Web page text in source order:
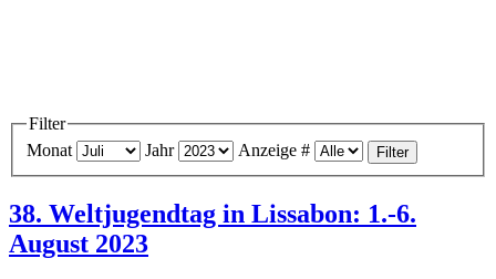
Filter
Monat
Jahr Anzeige # Filter
38. Weltjugendtag in Lissabon: 1.-6.
August 2023